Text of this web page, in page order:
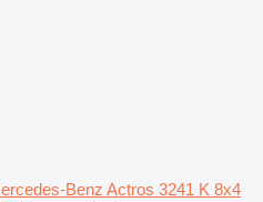
Benz Actros 3241 K 8x4